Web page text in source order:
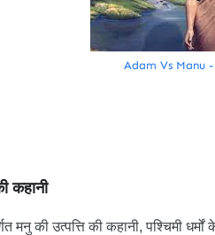
Adam Vs Manu -
कहानी
मनु की उत्पत्ति की कहानी, पश्चिमी